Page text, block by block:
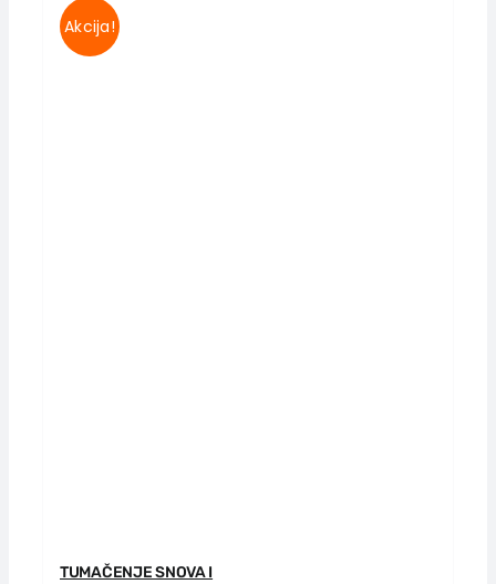
Akcija!
TUMAČENJE SNOVA I